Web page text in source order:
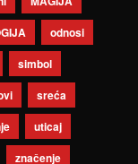
odnosi
simbol
sreća
uticaj
značenje